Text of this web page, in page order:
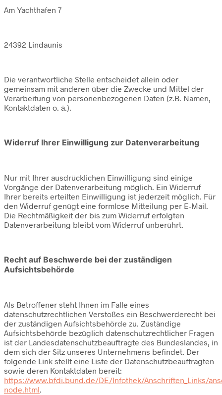
Am Yachthafen 7
24392 Lindaunis
Die verantwortliche Stelle entscheidet allein oder
gemeinsam mit anderen über die Zwecke und Mittel der
Verarbeitung von personenbezogenen Daten (z.B. Namen,
Kontaktdaten o. ä.).
Widerruf Ihrer Einwilligung zur Datenverarbeitung
Nur mit Ihrer ausdrücklichen Einwilligung sind einige
Vorgänge der Datenverarbeitung möglich. Ein Widerruf
Ihrer bereits erteilten Einwilligung ist jederzeit möglich. Für
den Widerruf genügt eine formlose Mitteilung per E-Mail.
Die Rechtmäßigkeit der bis zum Widerruf erfolgten
Datenverarbeitung bleibt vom Widerruf unberührt.
Recht auf Beschwerde bei der zuständigen
Aufsichtsbehörde
Als Betroffener steht Ihnen im Falle eines
datenschutzrechtlichen Verstoßes ein Beschwerderecht bei
der zuständigen Aufsichtsbehörde zu. Zuständige
Aufsichtsbehörde bezüglich datenschutzrechtlicher Fragen
ist der Landesdatenschutzbeauftragte des Bundeslandes, in
dem sich der Sitz unseres Unternehmens befindet. Der
folgende Link stellt eine Liste der Datenschutzbeauftragten
sowie deren Kontaktdaten bereit:
https://www.bfdi.bund.de/DE/Infothek/Anschriften_Links/
node.html.